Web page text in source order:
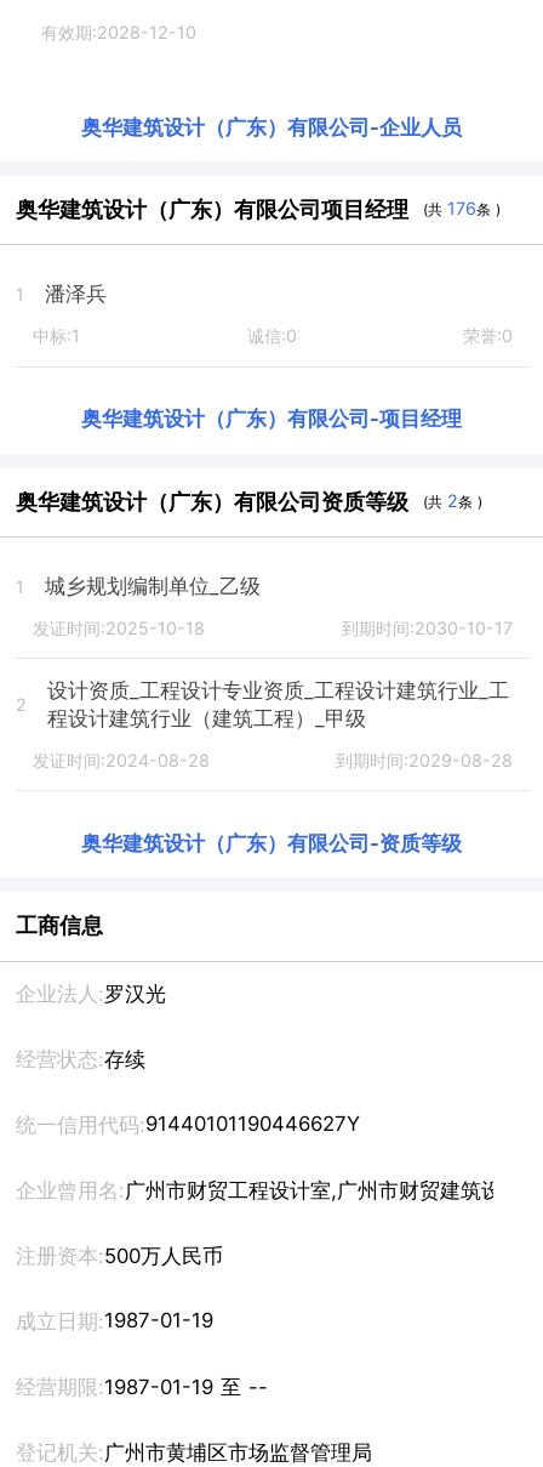
有效期:2028-12-10
奥华建筑设计（广东）有限公司 -企业人员
奥华建筑设计（广东）有限公司项目经理 (共 176条 )
1 潘泽兵
中标:1 诚信:0 荣誉:0
奥华建筑设计（广东）有限公司 -项目经理
奥华建筑设计（广东）有限公司资质等级 (共 2条 )
1 城乡规划编制单位_乙级
发证时间:2025-10-18 到期时间:2030-10-17
2
设计资质_工程设计专业资质_工程设计建筑行业_工
程设计建筑行业（建筑工程）_甲级
发证时间:2024-08-28 到期时间:2029-08-28
奥华建筑设计（广东）有限公司 -资质等级
工商信息
企业法人:罗汉光
经营状态:存续
统一信用代码:91440101190446627Y
企业曾用名:广州市财贸工程设计室,广州市财贸建筑设计
注册资本:500万人民币
成立日期:1987-01-19
经营期限: 1987-01-19 至 --
登记机关:广州市黄埔区市场监督管理局